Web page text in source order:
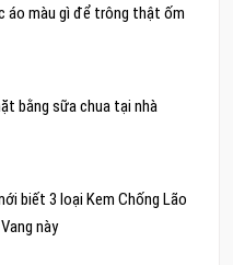
áo màu gì để trông thật ốm
bằng sữa chua tại nhà
biết 3 loại Kem Chống Lão
này